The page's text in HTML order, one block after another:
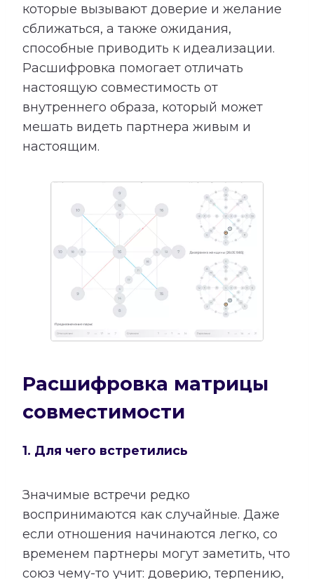
которые вызывают доверие и желание
сближаться, а также ожидания,
способные приводить к идеализации.
Расшифровка помогает отличать
настоящую совместимость от
внутреннего образа, который может
мешать видеть партнера живым и
настоящим.
Расшифровка матрицы
совместимости
1. Для чего встретились
Значимые встречи редко
воспринимаются как случайные. Даже
если отношения начинаются легко, со
временем партнеры могут заметить, что
союз чему-то учит: доверию, терпению,